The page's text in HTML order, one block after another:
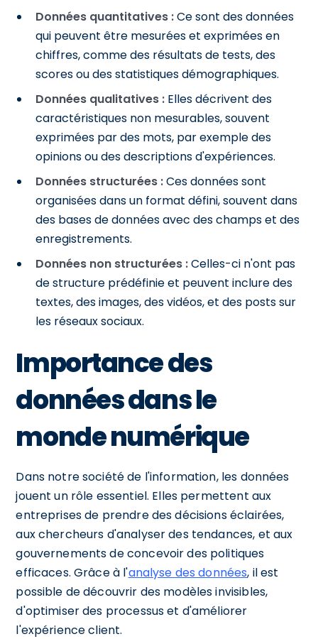
Données quantitatives :Ce sont des données
qui peuvent être mesurées et exprimées en
chiffres, comme des résultats de tests, des
scores ou des statistiques démographiques.
Données qualitatives : Elles décrivent des
caractéristiques non mesurables, souvent
exprimées par des mots, par exemple des
opinions ou des descriptions d'expériences.
Données structurées :Ces données sont
organisées dans un format défini, souvent dans
des bases de données avec des champs et des
enregistrements.
Données non structurées :Celles-ci n'ont pas
de structure prédéfinie et peuvent inclure des
textes, des images, des vidéos, et des posts sur
les réseaux sociaux.
Importance des
données dans le
monde numérique
Dans notre société de l'information, les données
jouent un rôle essentiel. Elles permettent aux
entreprises de prendre des décisions éclairées,
aux chercheurs d'analyser des tendances, et aux
gouvernements de concevoir des politiques
efficaces. Grâce à l'analyse des données, il est
possible de découvrir des modèles invisibles,
d'optimiser des processus et d'améliorer
l'expérience client.